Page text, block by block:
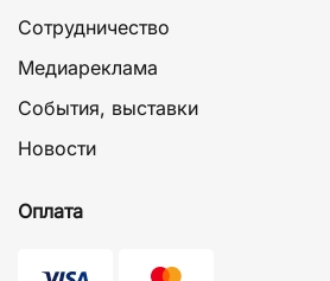
Сотрудничество
Медиареклама
События, выставки
Новости
Оплата